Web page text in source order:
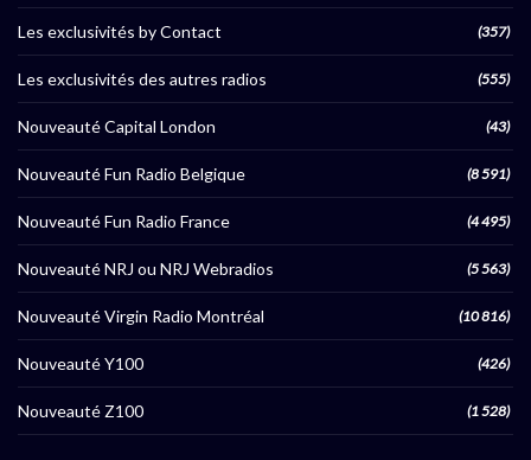
Les exclusivités by Contact (357)
Les exclusivités des autres radios (555)
Nouveauté Capital London (43)
Nouveauté Fun Radio Belgique (8 591)
Nouveauté Fun Radio France (4 495)
Nouveauté NRJ ou NRJ Webradios (5 563)
Nouveauté Virgin Radio Montréal (10 816)
Nouveauté Y100 (426)
Nouveauté Z100 (1 528)